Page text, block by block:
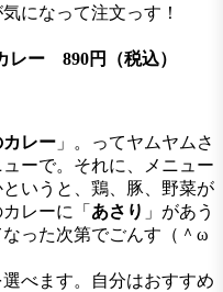
になって注文っす！
レー 890円（税込）
レー 」。ってヤムヤムさ
ーで。それに、メニュー
いうと、鶏、豚、野菜が
レーに「 あさり 」があう
った次第でごんす（＾ω
べます。自分はおすすめ